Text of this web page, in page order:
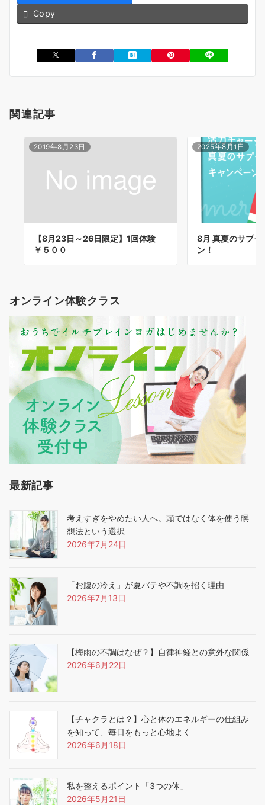
Copy
関連記事
2019年8月23日
【8月23日～26日限定】1回体験
￥５００
2025年8月1日
8月 真夏のサプラ
ン！
オンライン体験クラス
最新記事
考えすぎをやめたい人へ。頭ではなく体を使う瞑
想法という選択
2026年7月24日
「お腹の冷え」が夏バテや不調を招く理由
2026年7月13日
【梅雨の不調はなぜ？】自律神経との意外な関係
2026年6月22日
【チャクラとは？】心と体のエネルギーの仕組み
を知って、毎日をもっと心地よく
2026年6月18日
私を整えるポイント「3つの体」
2026年5月21日